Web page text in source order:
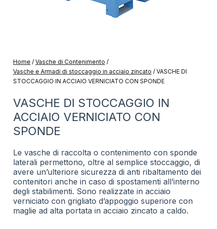
Home / Vasche di Contenimento /
Vasche e Armadi di stoccaggio in acciaio zincato / VASCHE DI
STOCCAGGIO IN ACCIAIO VERNICIATO CON SPONDE
VASCHE DI STOCCAGGIO IN
ACCIAIO VERNICIATO CON
SPONDE
Le vasche di raccolta o contenimento con sponde
laterali permettono, oltre al semplice stoccaggio, di
avere un’ulteriore sicurezza di anti ribaltamento dei
contenitori anche in caso di spostamenti all’interno
degli stabilimenti. Sono realizzate in acciaio
verniciato con grigliato d’appoggio superiore con
maglie ad alta portata in acciaio zincato a caldo.